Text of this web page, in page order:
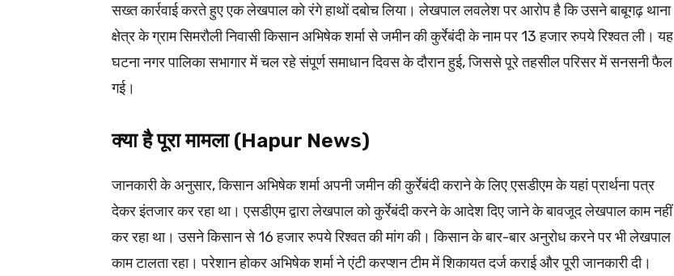
सख्त कार्रवाई करते हुए एक लेखपाल को रंगे हाथों दबोच लिया। लेखपाल लवलेश पर आरोप है कि उसने बाबूगढ़ थाना
क्षेत्र के ग्राम सिमरौली निवासी किसान अभिषेक शर्मा से जमीन की कुर्रेबंदी के नाम पर 13 हजार रुपये रिश्वत ली। यह
घटना नगर पालिका सभागार में चल रहे संपूर्ण समाधान दिवस के दौरान हुई, जिससे पूरे तहसील परिसर में सनसनी फैल
गई।
क्या है पूरा मामला (Hapur News)
जानकारी के अनुसार, किसान अभिषेक शर्मा अपनी जमीन की कुर्रेबंदी कराने के लिए एसडीएम के यहां प्रार्थना पत्र
देकर इंतजार कर रहा था। एसडीएम द्वारा लेखपाल को कुर्रेबंदी करने के आदेश दिए जाने के बावजूद लेखपाल काम नहीं
कर रहा था। उसने किसान से 16 हजार रुपये रिश्वत की मांग की। किसान के बार-बार अनुरोध करने पर भी लेखपाल
काम टालता रहा। परेशान होकर अभिषेक शर्मा ने एंटी करप्शन टीम में शिकायत दर्ज कराई और पूरी जानकारी दी।